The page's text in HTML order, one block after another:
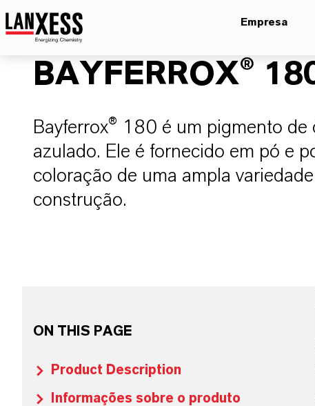
Empresa
BAYFERROX®
Bayferrox® 180 é um pigmento de
azulado. Ele é fornecido em pó e
coloração de uma ampla
construção.
ON THIS PAGE
Product Description
Informações sobre o produto